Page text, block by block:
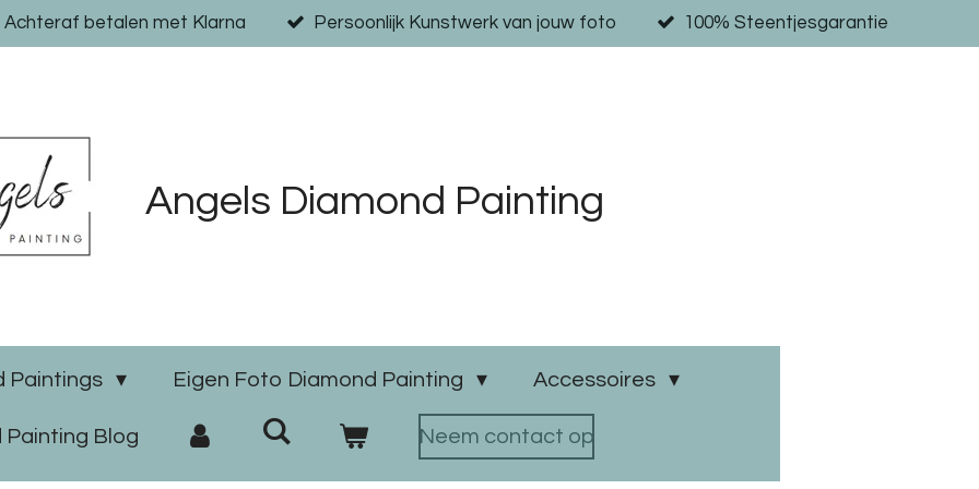
Achteraf betalen met Klarna Persoonlijk Kunstwerk van jouw foto 100% Steentjesgarantie
Angels Diamond Painting
Paintings Eigen Foto Diamond Painting Accessoires
Painting Blog Neem contact op